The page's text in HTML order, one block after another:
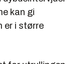
kan gi
er i større